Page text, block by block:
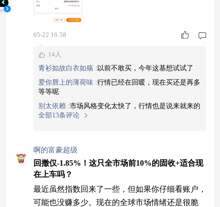
样收
05-22 16:58
14人
青衫如故白衣如殇 :以前不敢买，今年这基想试试了
爱你唇上的薄荷味 :行情已经在回暖，现在买还是再多
等等呢
别太依赖 :市场风格变化太快了，行情也是说来就来的
全部13条评论
啊的富豪超级
回撤仅-1.85%！这只全市场前10%的固收+适合现
在上车吗？
最近虽然指数回来了一些，但如果你仔细看账户，
可能也没赚多少。现在的全球市场情绪还是很脆